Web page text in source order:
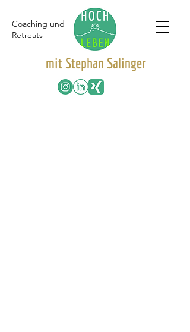
mit Stephan Salinger
Coaching und
Retreats